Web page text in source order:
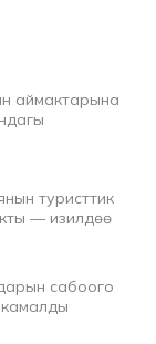
аймактарына
туристтик
— изилдөө
сабоого